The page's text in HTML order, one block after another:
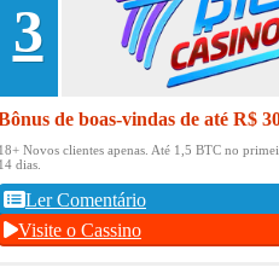
3
de boas-vindas de até R$
Novos clientes apenas. Até 1,5 BTC no
dias.
Ler Comentário
Visite o Cassino